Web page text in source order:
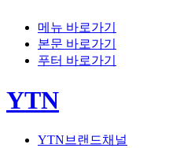
메뉴 바로가기
본문 바로가기
푸터 바로가기
YTN
YTN브랜드채널